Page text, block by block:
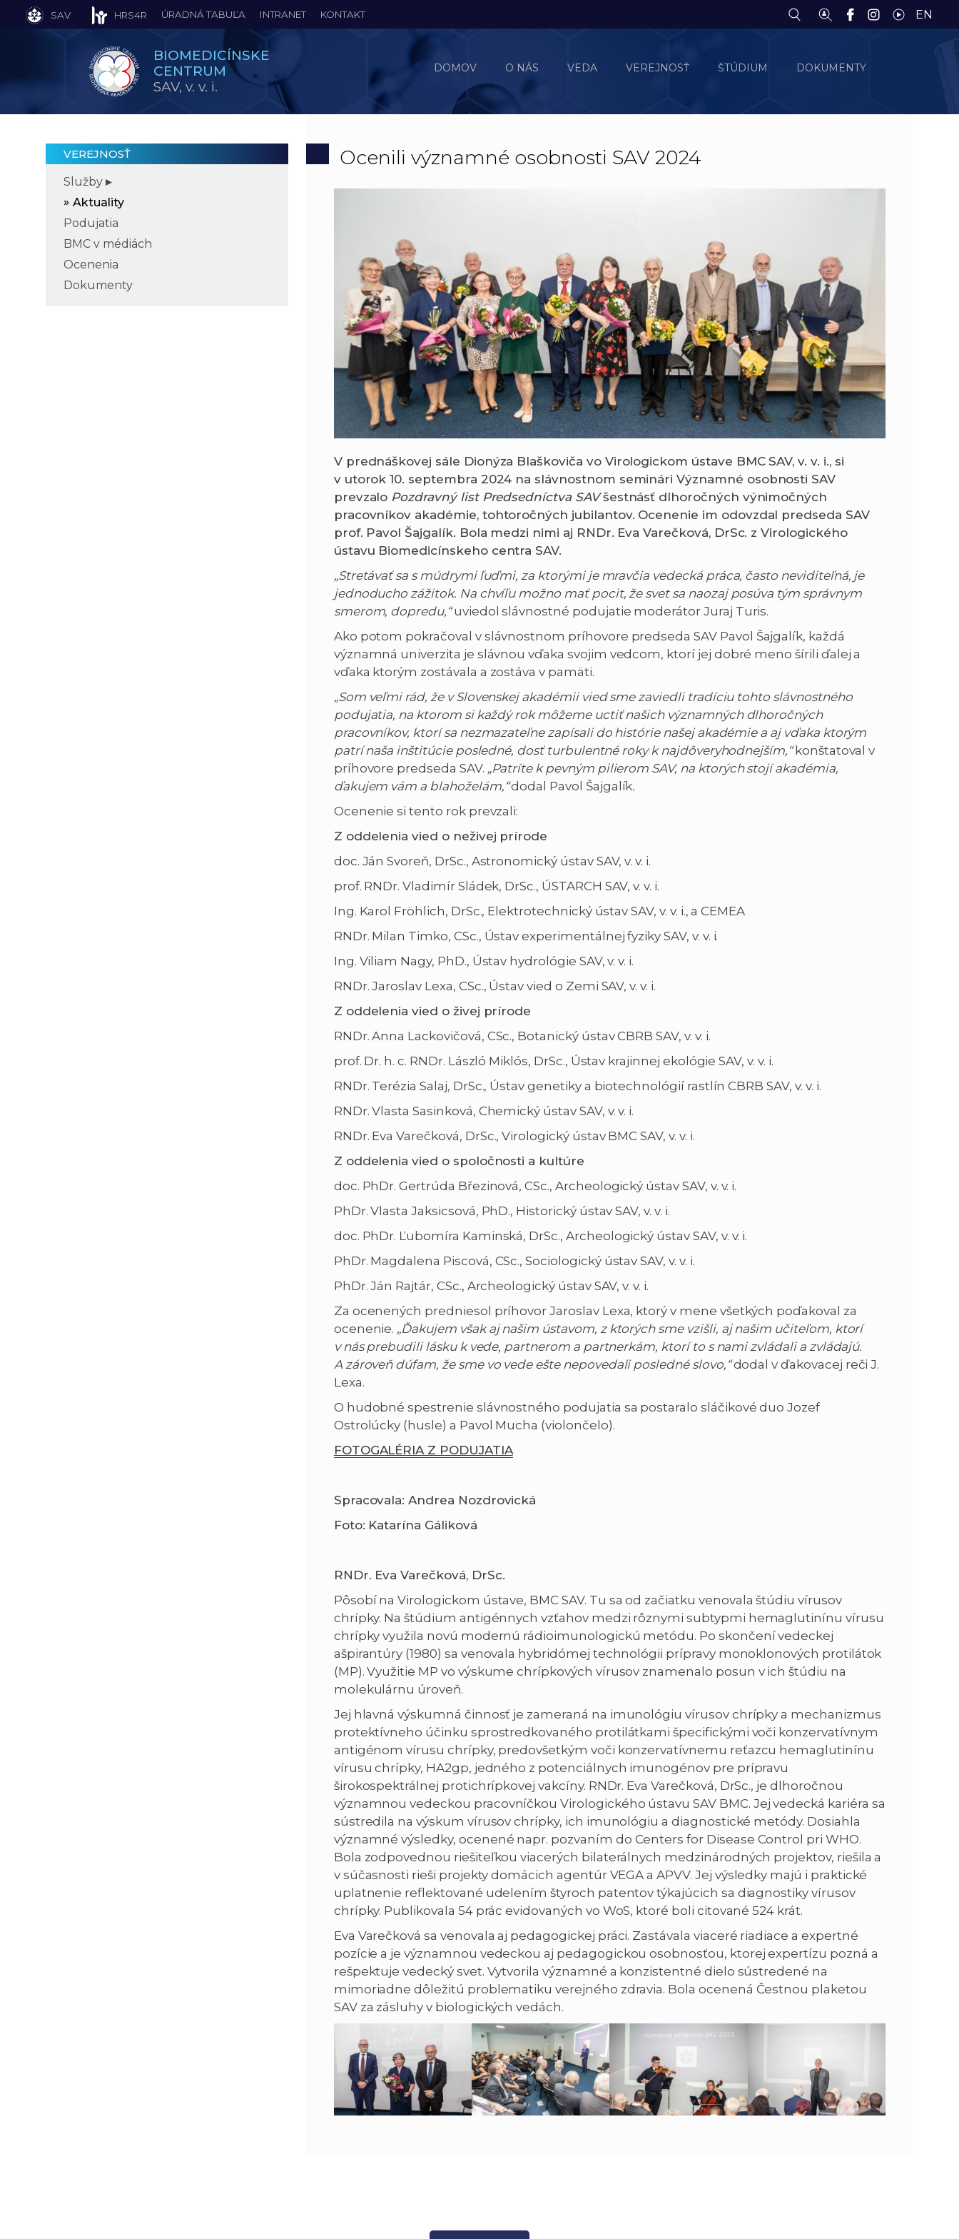
BIOMEDICÍNSKE
CENTRUM
SAV, v. v. i.
DOMOV O NÁS VEDA VEREJNOSŤ ŠTÚDIUM DOKUMENTY
SAV HRS4R ÚRADNÁ TABUĽA INTRANET KONTAKT EN
VEREJNOSŤ
Služby
Aktuality
Podujatia
BMC v médiách
Ocenenia
Dokumenty
Ocenili významné osobnosti SAV 2024
V prednáškovej sále Dionýza Blaškoviča vo Virologickom ústave BMC SAV, v. v. i., si
v utorok 10. septembra 2024 na slávnostnom seminári Významné osobnosti SAV
prevzalo Pozdravný list Predsedníctva SAVšestnásť dlhoročných výnimočných
pracovníkov akadémie, tohtoročných jubilantov. Ocenenie im odovzdal predseda SAV
prof. Pavol Šajgalík. Bola medzi nimi aj RNDr. Eva Varečková, DrSc. z Virologického
ústavu Biomedicínskeho centra SAV.
„Stretávať sa s múdrymi ľuďmi, za ktorými je mravčia vedecká práca, často neviditeľná, je
jednoducho zážitok. Na chvíľu možno mať pocit, že svet sa naozaj posúva tým správnym
smerom, dopredu,“uviedol slávnostné podujatie moderátor Juraj Turis.
Ako potom pokračoval v slávnostnom príhovore predseda SAV Pavol Šajgalík, každá
významná univerzita je slávnou vďaka svojim vedcom, ktorí jej dobré meno šírili ďalej a
vďaka ktorým zostávala a zostáva v pamäti.
„Som veľmi rád, že v Slovenskej akadémii vied sme zaviedli tradíciu tohto slávnostného
podujatia, na ktorom si každý rok môžeme uctiť našich významných dlhoročných
pracovníkov, ktorí sa nezmazateľne zapísali do histórie našej akadémie a aj vďaka ktorým
patrí naša inštitúcie posledné, dosť turbulentné roky k najdôveryhodnejším,“ konštatoval v
príhovore predseda SAV. „Patríte k pevným pilierom SAV, na ktorých stojí akadémia,
ďakujem vám a blahoželám,“dodal Pavol Šajgalík.
Ocenenie si tento rok prevzali:
Z oddelenia vied o neživej prírode
doc. Ján Svoreň, DrSc., Astronomický ústav SAV, v. v. i.
prof. RNDr. Vladimír Sládek, DrSc., ÚSTARCH SAV, v. v. i.
Ing. Karol Fröhlich, DrSc., Elektrotechnický ústav SAV, v. v. i., a CEMEA
RNDr. Milan Timko, CSc., Ústav experimentálnej fyziky SAV, v. v. i.
Ing. Viliam Nagy, PhD., Ústav hydrológie SAV, v. v. i.
RNDr. Jaroslav Lexa, CSc., Ústav vied o Zemi SAV, v. v. i.
Z oddelenia vied o živej prírode
RNDr. Anna Lackovičová, CSc., Botanický ústav CBRB SAV, v. v. i.
prof. Dr. h. c. RNDr. László Miklós, DrSc., Ústav krajinnej ekológie SAV, v. v. i.
RNDr. Terézia Salaj, DrSc., Ústav genetiky a biotechnológií rastlín CBRB SAV, v. v. i.
RNDr. Vlasta Sasinková, Chemický ústav SAV, v. v. i.
RNDr. Eva Varečková, DrSc., Virologický ústav BMC SAV, v. v. i.
Z oddelenia vied o spoločnosti a kultúre
doc. PhDr. Gertrúda Březinová, CSc., Archeologický ústav SAV, v. v. i.
PhDr. Vlasta Jaksicsová, PhD., Historický ústav SAV, v. v. i.
doc. PhDr. Ľubomíra Kaminská, DrSc., Archeologický ústav SAV, v. v. i.
PhDr. Magdalena Piscová, CSc., Sociologický ústav SAV, v. v. i.
PhDr. Ján Rajtár, CSc., Archeologický ústav SAV, v. v. i.
Za ocenených predniesol príhovor Jaroslav Lexa, ktorý v mene všetkých poďakoval za
ocenenie. „Ďakujem však aj našim ústavom, z ktorých sme vzišli, aj našim učiteľom, ktorí
v nás prebudili lásku k vede, partnerom a partnerkám, ktorí to s nami zvládali a zvládajú.
A zároveň dúfam, že sme vo vede ešte nepovedali posledné slovo,“dodal v ďakovacej reči J.
Lexa.
O hudobné spestrenie slávnostného podujatia sa postaralo sláčikové duo Jozef
Ostrolúcky (husle) a Pavol Mucha (violončelo).
FOTOGALÉRIA Z PODUJATIA
Spracovala: Andrea Nozdrovická
Foto: Katarína Gáliková
RNDr. Eva Varečková, DrSc.
Pôsobí na Virologickom ústave, BMC SAV. Tu sa od začiatku venovala štúdiu vírusov
chrípky. Na štúdium antigénnych vzťahov medzi rôznymi subtypmi hemaglutinínu vírusu
chrípky využila novú modernú rádioimunologickú metódu. Po skončení vedeckej
ašpirantúry (1980) sa venovala hybridómej technológii prípravy monoklonových protilátok
(MP). Využitie MP vo výskume chrípkových vírusov znamenalo posun v ich štúdiu na
molekulárnu úroveň.
Jej hlavná výskumná činnosť je zameraná na imunológiu vírusov chrípky a mechanizmus
protektívneho účinku sprostredkovaného protilátkami špecifickými voči konzervatívnym
antigénom vírusu chrípky, predovšetkým voči konzervatívnemu reťazcu hemaglutinínu
vírusu chrípky, HA2gp, jedného z potenciálnych imunogénov pre prípravu
širokospektrálnej protichrípkovej vakcíny. RNDr. Eva Varečková, DrSc., je dlhoročnou
významnou vedeckou pracovníčkou Virologického ústavu SAV BMC. Jej vedecká kariéra sa
sústredila na výskum vírusov chrípky, ich imunológiu a diagnostické metódy. Dosiahla
významné výsledky, ocenené napr. pozvaním do Centers for Disease Control pri WHO.
Bola zodpovednou riešiteľkou viacerých bilaterálnych medzinárodných projektov, riešila a
v súčasnosti rieši projekty domácich agentúr VEGA a APVV. Jej výsledky majú i praktické
uplatnenie reflektované udelením štyroch patentov týkajúcich sa diagnostiky vírusov
chrípky. Publikovala 54 prác evidovaných vo WoS, ktoré boli citované 524 krát.
Eva Varečková sa venovala aj pedagogickej práci. Zastávala viaceré riadiace a expertné
pozície a je významnou vedeckou aj pedagogickou osobnosťou, ktorej expertízu pozná a
rešpektuje vedecký svet. Vytvorila významné a konzistentné dielo sústredené na
mimoriadne dôležitú problematiku verejného zdravia. Bola ocenená Čestnou plaketou
SAV za zásluhy v biologických vedách.